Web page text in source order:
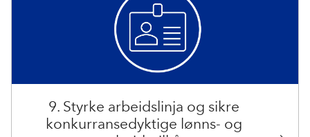
9. Styrke arbeidslinja og sikre
konkurransedyktige lønns- og